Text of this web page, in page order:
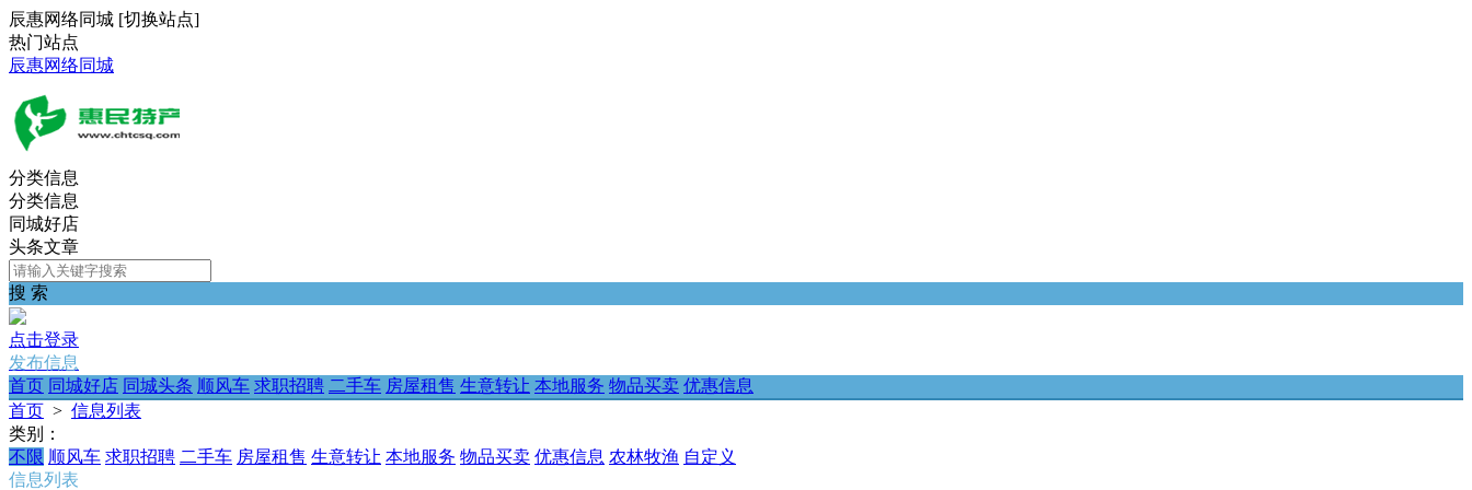
辰惠网络同城 [切换站点]
热门站点
辰惠网络同城
分类信息
分类信息
同城好店
头条文章
搜 索
点击登录
发布信息
首页 同城好店 同城头条 顺风车 求职招聘 二手车 房屋租售 生意转让 本地服务 物品买卖 优惠信息
首页 > 信息列表
类别：
不限 顺风车 求职招聘 二手车 房屋租售 生意转让 本地服务 物品买卖 优惠信息 农林牧渔 自定义
信息列表